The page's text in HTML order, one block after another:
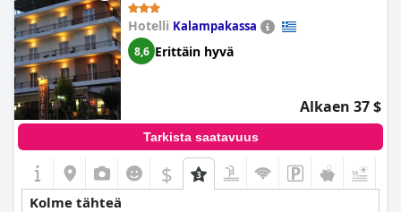
Hotelli Kalampakassa
8,6 Erittäin hyvä
Alkaen 37 $
Tarkista saatavuus
$
Kolme tähteä